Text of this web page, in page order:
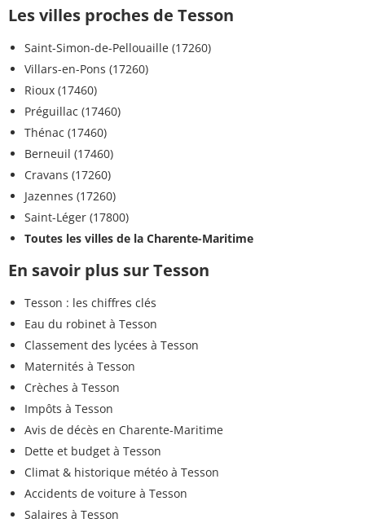
Les villes proches de Tesson
Saint-Simon-de-Pellouaille (17260)
Villars-en-Pons (17260)
Rioux (17460)
Préguillac (17460)
Thénac (17460)
Berneuil (17460)
Cravans (17260)
Jazennes (17260)
Saint-Léger (17800)
Toutes les villes de la Charente-Maritime
En savoir plus sur Tesson
Tesson : les chiffres clés
Eau du robinet à Tesson
Classement des lycées à Tesson
Maternités à Tesson
Crèches à Tesson
Impôts à Tesson
Avis de décès en Charente-Maritime
Dette et budget à Tesson
Climat & historique météo à Tesson
Accidents de voiture à Tesson
Salaires à Tesson